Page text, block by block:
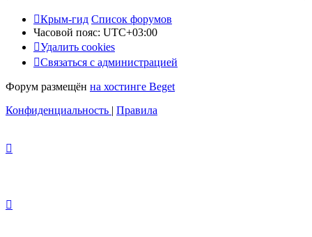
Крым-гид Список форумов
Часовой пояс: UTC+03:00
Удалить cookies
Связаться с администрацией
Форум размещён на хостинге Beget
Конфиденциальность | Правила